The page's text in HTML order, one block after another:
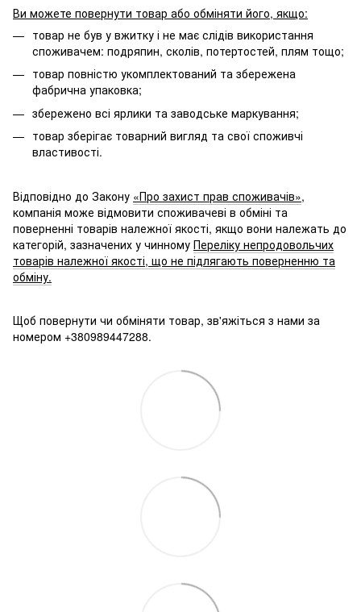
Ви можете повернути товар або обміняти його, якщо:
товар не був у вжитку і не має слідів використання
споживачем: подряпин, сколів, потертостей, плям тощо;
товар повністю укомплектований та збережена
фабрична упаковка;
збережено всі ярлики та заводське маркування;
товар зберігає товарний вигляд та свої споживчі
властивості.
Відповідно до Закону «Про захист прав споживачів»,
компанія може відмовити споживачеві в обміні та
поверненні товарів належної якості, якщо вони належать до
категорій, зазначених у чинному Переліку непродовольчих
товарів належної якості, що не підлягають поверненню та
обміну.
Щоб повернути чи обміняти товар, зв'яжіться з нами за
номером +380989447288.